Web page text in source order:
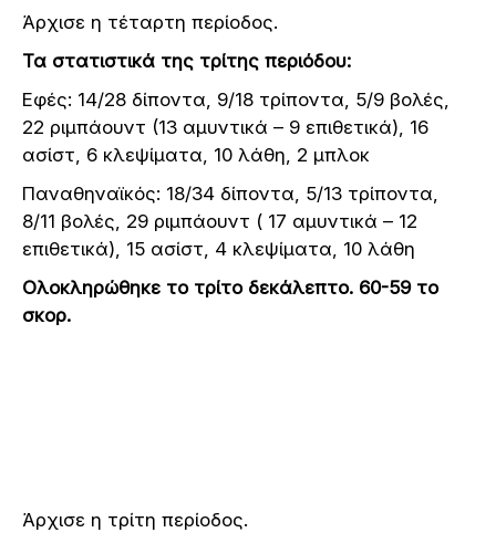
Άρχισε η τέταρτη περίοδος.
Τα στατιστικά της τρίτης περιόδου:
Εφές: 14/28 δίποντα, 9/18 τρίποντα, 5/9 βολές,
22 ριμπάουντ (13 αμυντικά – 9 επιθετικά), 16
ασίστ, 6 κλεψίματα, 10 λάθη, 2 μπλοκ
Παναθηναϊκός: 18/34 δίποντα, 5/13 τρίποντα,
8/11 βολές, 29 ριμπάουντ ( 17 αμυντικά – 12
επιθετικά), 15 ασίστ, 4 κλεψίματα, 10 λάθη
Ολοκληρώθηκε το τρίτο δεκάλεπτο. 60-59 το
σκορ.
Άρχισε η τρίτη περίοδος.